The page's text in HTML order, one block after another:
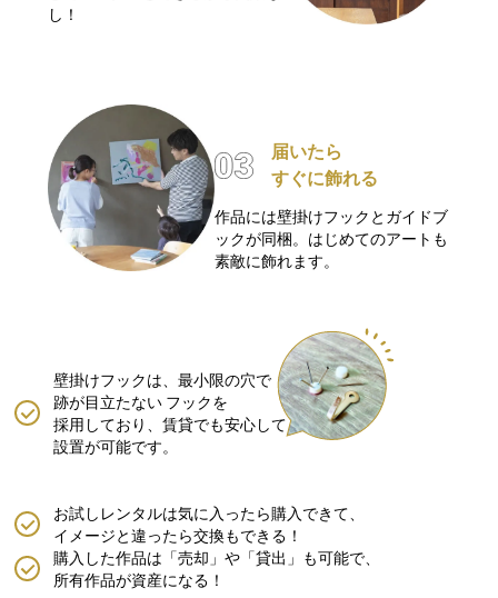
し！
届いたら
すぐに飾れる
作品には壁掛けフックとガイドブ
ックが同梱。はじめてのアートも
素敵に飾れます。
壁掛けフックは、最小限の穴で
跡が目立たない フックを
採用しており、賃貸でも安心して
設置が可能です。
購入した作品は「売却」や「貸出」も可能で、
所有作品が資産になる！
お試しレンタルは気に入ったら購入できて、
イメージと違ったら交換もできる！